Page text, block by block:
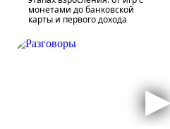
монетами до банковской
карты и первого дохода